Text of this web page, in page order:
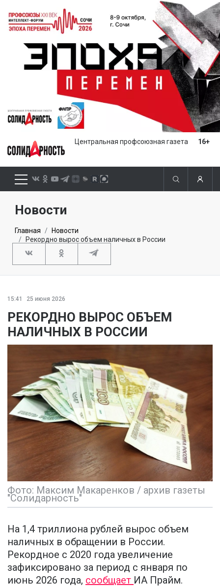
Центральная профсоюзная газета 16+
Новости
Главная
Новости
Рекордно вырос объем наличных в России
15:41 25 июня 2026
РЕКОРДНО ВЫРОС ОБЪЕМ
НАЛИЧНЫХ В РОССИИ
Фото: Максим Макаренков / архив газеты
"Солидарность"
На 1,4 триллиона рублей вырос объем
наличных в обращении в России.
Рекордное с 2020 года увеличение
зафиксировано за период с января по
июнь 2026 года, сообщает ИА Прайм.